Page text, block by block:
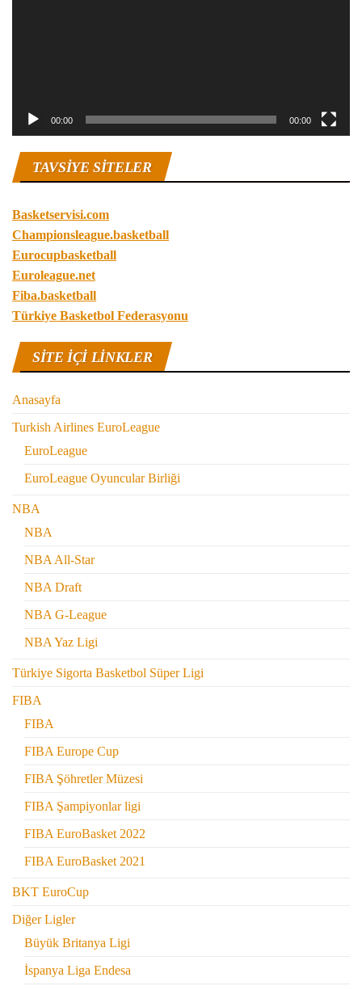
00:00 00:00
TAVSIYE SITELER
Basketservisi.com
Championsleague.basketball
Eurocupbasketball
Euroleague.net
Fiba.basketball
Türkiye Basketbol Federasyonu
SITE IÇI LINKLER
Anasayfa
Turkish Airlines EuroLeague
EuroLeague
EuroLeague Oyuncular Birliği
NBA
NBA
NBA All-Star
NBA Draft
NBA G-League
NBA Yaz Ligi
Türkiye Sigorta Basketbol Süper Ligi
FIBA
FIBA
FIBA Europe Cup
FIBA Şöhretler Müzesi
FIBA Şampiyonlar ligi
FIBA EuroBasket 2022
FIBA EuroBasket 2021
BKT EuroCup
Diğer Ligler
Büyük Britanya Ligi
İspanya Liga Endesa